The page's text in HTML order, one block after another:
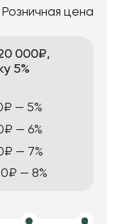
Розничная цена
000₽,
5%
— 5%
— 6%
— 7%
— 8%